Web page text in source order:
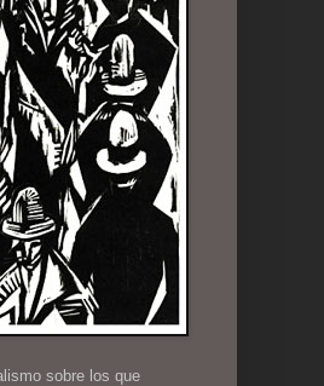
sobre los que